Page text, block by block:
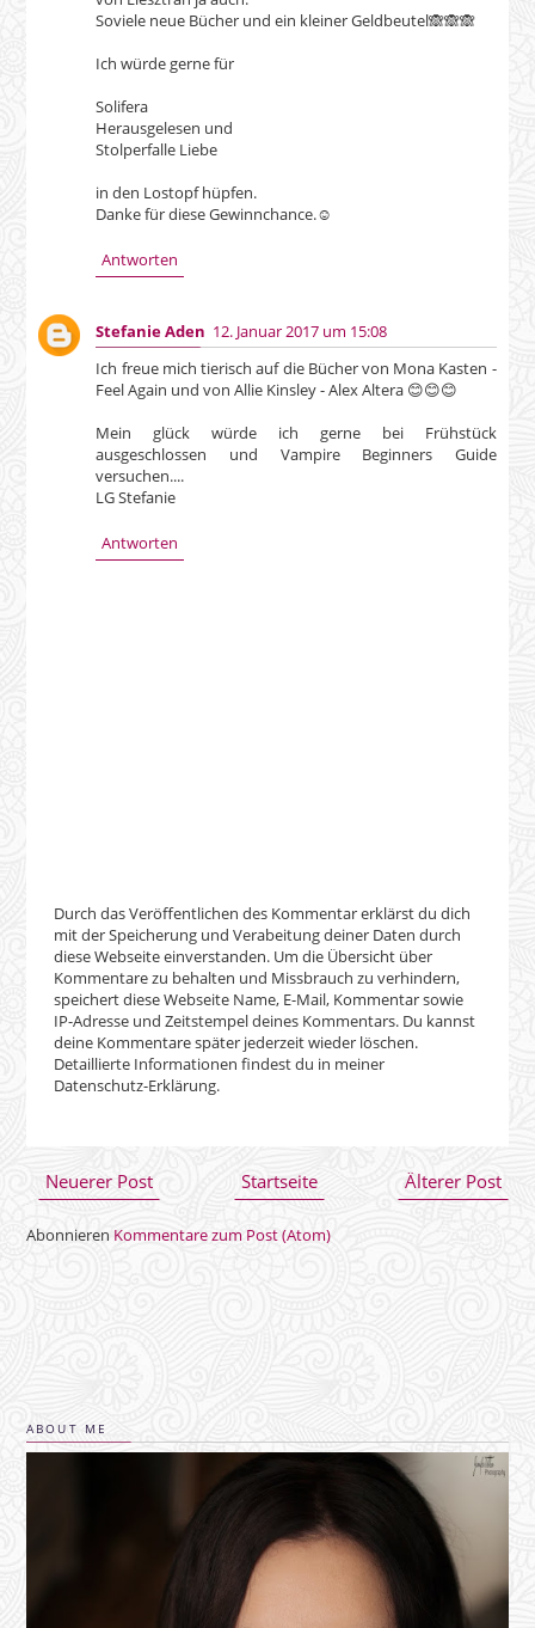
Soviele neue Bücher und ein kleiner Geldbeutel🙈🙈🙈
Ich würde gerne für
Solifera
Herausgelesen und
Stolperfalle Liebe
in den Lostopf hüpfen.
Danke für diese Gewinnchance.☺
Antworten
Stefanie Aden 12. Januar 2017 um 15:08
Ich freue mich tierisch auf die Bücher von Mona Kasten -
Feel Again und von Allie Kinsley - Alex Altera 😊😊😊
Mein glück würde ich gerne bei Frühstück
ausgeschlossen und Vampire Beginners Guide
versuchen....
LG Stefanie
Antworten
Neuerer Post Älterer Post
Startseite
Abonnieren Kommentare zum Post (Atom)
ABOUT ME